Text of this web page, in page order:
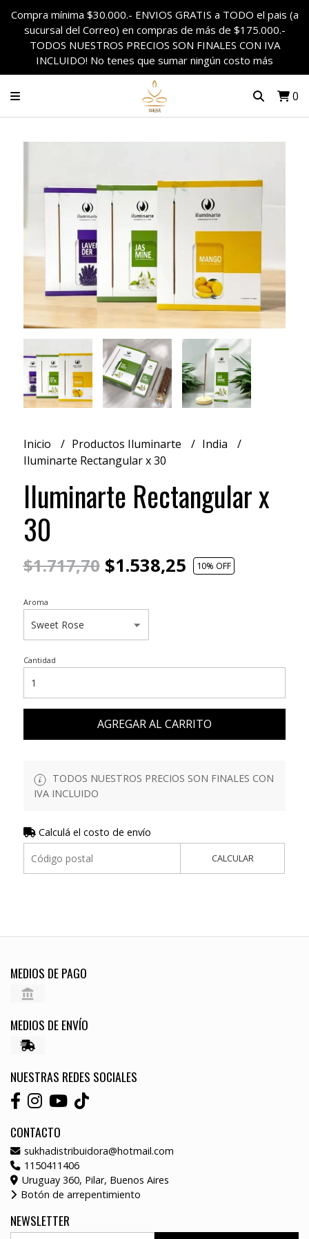
Compra mínima $30.000.- ENVIOS GRATIS a TODO el pais (a
sucursal del Correo) en compras de más de $175.000.-
TODOS NUESTROS PRECIOS SON FINALES CON IVA
INCLUIDO! No tenes que sumar ningún costo más
0
Inicio Productos Iluminarte
India
Iluminarte Rectangular x 30
Iluminarte Rectangular x
30
$1.717,70$1.538,25 10% OFF
Aroma
Cantidad
AGREGAR AL CARRITO
TODOS NUESTROS PRECIOS SON FINALES CON
IVA INCLUIDO
Calculá el costo de envío
CALCULAR
MEDIOS DE PAGO
MEDIOS DE ENVÍO
NUESTRAS REDES SOCIALES
CONTACTO
sukhadistribuidora@hotmail.com
1150411406
Uruguay 360, Pilar, Buenos Aires
Botón de arrepentimiento
NEWSLETTER